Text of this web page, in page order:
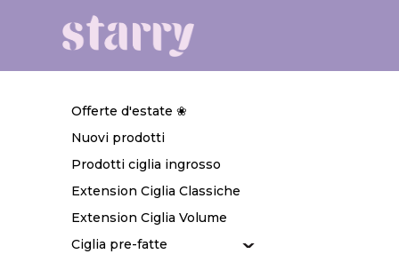
Offerte d'estate ❀
Nuovi prodotti
Prodotti ciglia ingrosso
Extension Ciglia Classiche
Extension Ciglia Volume
Ciglia pre-fatte